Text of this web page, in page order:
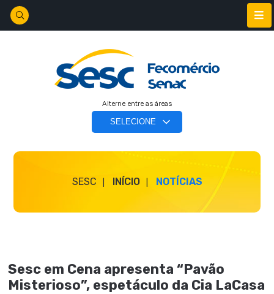
Alterne entre as áreas
SESC INÍCIO NOTÍCIAS
Sesc em Cena apresenta “Pavão
Misterioso”, espetáculo da Cia LaCasa